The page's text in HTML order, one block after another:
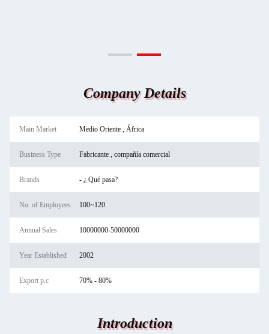
Company Details
Main Market Medio Oriente , África
Business Type Fabricante , compañía comercial
Brands - ¿ Qué pasa?
No. of Employees 100~120
Annual Sales 10000000-50000000
Year Established 2002
Export p.c 70% - 80%
Introduction